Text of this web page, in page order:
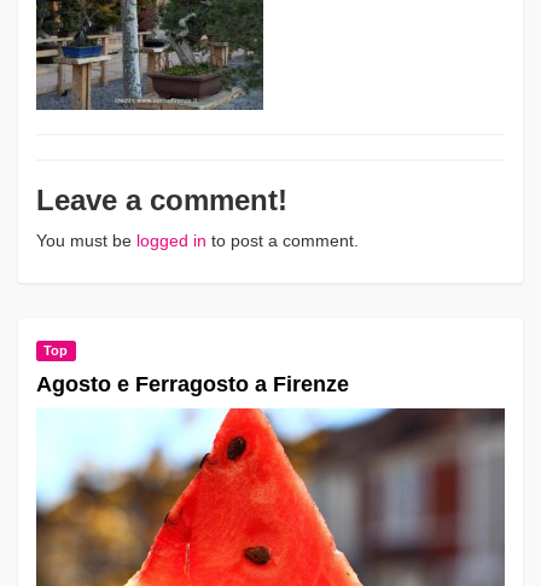
Leave a comment!
You must be logged in to post a comment.
Top
Agosto e Ferragosto a Firenze